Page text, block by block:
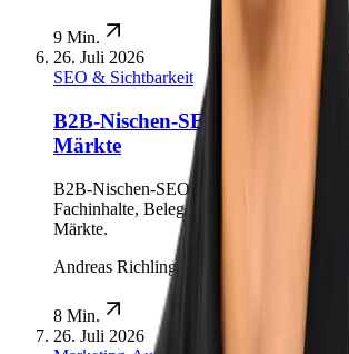
9 Min.
26. Juli 2026
SEO & Sichtbarkeit
B2B-Nischen-SEO: Strategie für
Märkte
B2B-Nischen-SEO verbindet kaufnahe
Fachinhalte, Belege und interne Links für
Märkte.
Andreas Richling
8 Min.
26. Juli 2026